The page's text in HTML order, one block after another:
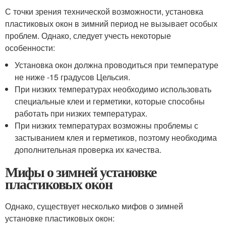
С точки зрения технической возможности, установка
пластиковых окон в зимний период не вызывает особых
проблем. Однако, следует учесть некоторые
особенности:
Установка окон должна проводиться при температуре
не ниже -15 градусов Цельсия.
При низких температурах необходимо использовать
специальные клеи и герметики, которые способны
работать при низких температурах.
При низких температурах возможны проблемы с
застыванием клея и герметиков, поэтому необходима
дополнительная проверка их качества.
Мифы о зимней установке
пластиковых окон
Однако, существует несколько мифов о зимней
установке пластиковых окон: